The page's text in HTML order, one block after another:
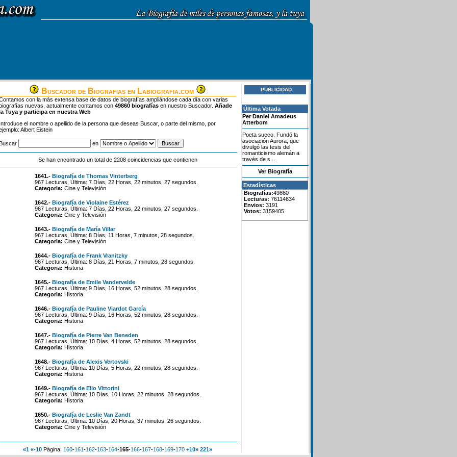
Buscador de Biografias en Labiografia.com
con la más extensa base de datos de biografías ampliándose cada día con varias
nuevas, actualmente contamos con 49860 biografías en nuestro Buscador. Añade
Tuya y participa en nuestra Web
Introduce el nombre o apellido de la persona que deseas Buscar, o parte del mismo, por
Albert Eistein
en
Se han encontrado un total de 2208 coincidencias que contienen
1641.- Biografía de Thomas Vinterberg
967 Lecturas, Última: 7 Días, 22 Horas, 22 minutos, 27 segundos.
Categoria: Cine y Televisión
1642.- Biografía de Violaine Estérez
967 Lecturas, Última: 7 Días, 22 Horas, 22 minutos, 27 segundos.
Categoria: Cine y Televisión
1643.- Biografía de María Villar
967 Lecturas, Última: 8 Días, 11 Horas, 7 minutos, 28 segundos.
Categoria: Cine y Televisión
1644.- Biografía de Frank Vranitzky
967 Lecturas, Última: 8 Días, 21 Horas, 7 minutos, 28 segundos.
Categoria: Historia
1645.- Biografía de Emile Vandervelde
967 Lecturas, Última: 9 Días, 16 Horas, 52 minutos, 28 segundos.
Categoria: Historia
1646.- Biografía de Pauline Viardot García
967 Lecturas, Última: 9 Días, 16 Horas, 52 minutos, 28 segundos.
Categoria: Historia
1647.- Biografía de Pierre Van Beneden
967 Lecturas, Última: 10 Días, 4 Horas, 52 minutos, 28 segundos.
Categoria: Historia
1648.- Biografía de Alexis Vertovski
967 Lecturas, Última: 10 Días, 5 Horas, 22 minutos, 28 segundos.
Categoria: Historia
1649.- Biografía de Elio Vittorini
967 Lecturas, Última: 10 Días, 10 Horas, 22 minutos, 28 segundos.
Categoria: Historia
1650.- Biografía de Leslie Van Zandt
967 Lecturas, Última: 10 Días, 20 Horas, 37 minutos, 26 segundos.
Categoria: Cine y Televisión
«1 «-10 Página: 160-161-162-163-164-165-166-167-168-169-170 +10» 221»
PUBLICIDAD
Última Votada
Per Daniel Amadeus
Atterbom
Poeta sueco. Fundó la
asociación Aurora, que
divulgó las tesis del
romanticismo alemán a
través de s...
Ver Biografía
Estadísticas
Biografías:49860
Lecturas: 76114634
Envios: 3191
Votos: 3159405